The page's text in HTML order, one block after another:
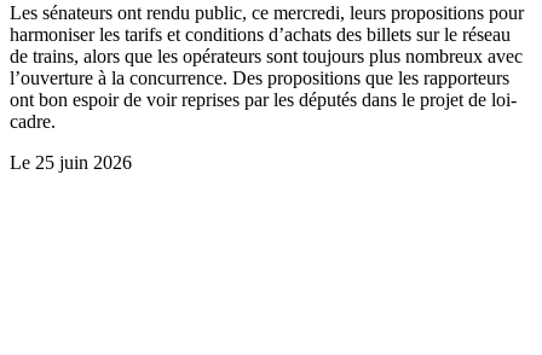
Les sénateurs ont rendu public, ce mercredi, leurs propositions pour
harmoniser les tarifs et conditions d’achats des billets sur le réseau
de trains, alors que les opérateurs sont toujours plus nombreux avec
l’ouverture à la concurrence. Des propositions que les rapporteurs
ont bon espoir de voir reprises par les députés dans le projet de loi-
cadre.
Le 25 juin 2026